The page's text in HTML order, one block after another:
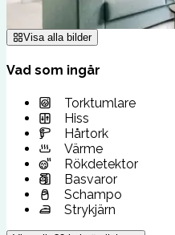
Visa alla bilder
Vad som ingår
Torktumlare
Hiss
Hårtork
Värme
Rökdetektor
Basvaror
Schampo
Strykjärn